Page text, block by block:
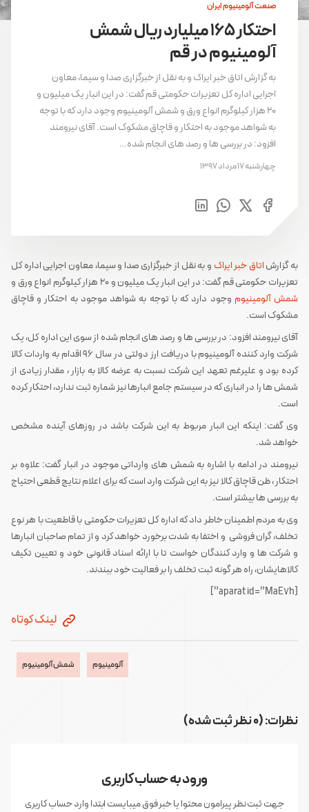
صنعت آلومینیوم ایران
احتکار 165 میلیارد ریال شمش
آلومینیوم در قم
به گزارش اتاق خبر ایراک و به نقل از خبرگزاری صدا و سیما، معاون
اجرایی اداره کل تعزیرات حکومتی قم گفت: در این انبار یک میلیون و
20 هزار کیلوگرم انواع ورق و شمش آلومینیوم وجود دارد که با توجه
به شواهد موجود به احتکار و قاچاق مشکوک است. آقای نیرومند
افزود: در بررسی ها و رصد های انجام شده…
چهارشنبه 17 مرداد 1397
به گزارشاتاق خبر ایراک و به نقل از خبرگزاری صدا و سیما، معاون اجرایی اداره کل
تعزیرات حکومتی قم گفت: در این انبار یک میلیون و 20 هزار کیلوگرم انواع ورق و
شمش آلومینیوم وجود دارد که با توجه به شواهد موجود به احتکار و قاچاق
مشکوک است.
آقای نیرومند افزود: در بررسی ها و رصد های انجام شده از سوی این اداره کل، یک
شرکت وارد کننده آلومینیوم با دریافت ارز دولتی در سال 96 اقدام به واردات کالا
کرده بود و علیرغم تعهد این شرکت نسبت به عرضه کالا به بازار ، مقدار زیادی از
شمش ها را در انباری که در سیستم جامع انبارها نیز شماره ثبت ندارد، احتکار کرده
است.
وی گفت: اینکه این انبار مربوط به این شرکت باشد در روزهای آینده مشخص
خواهد شد.
نیرومند در ادامه با اشاره به شمش های وارداتی موجود در انبار گفت: علاوه بر
احتکار ، ظن قاچاق کالا نیز به این شرکت وارد است که برای اعلام نتایج قطعی احتیاج
به بررسی ها بیشتر است.
وی به مردم اطمینان خاطر داد که اداره کل تعزیرات حکومتی با قاطعیت با هر نوع
تخلف، گران فروشی و اختفا به شدت برخورد خواهد کرد و از تمام صاحبان انبارها
و شرکت ها و وارد کنندگان خواست تا با ارائه اسناد قانونی خود و تعیین تکیف
کالاهایشان، راه هر گونه ثبت تخلف را بر فعالیت خود ببندند.
[aparat id=”MaE7h”]
لینک کوتاه
آلومینیوم شمش آلومینیوم
نظرات: (0 نظر ثبت شده)
ورود به حساب کاربری
جهت ثبت نظر پیرامون محتوا یا خبر فوق میبایست ابتدا وارد حساب کاربری